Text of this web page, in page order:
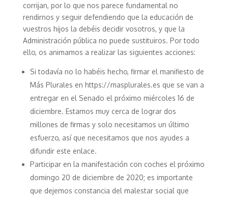
corrijan, por lo que nos parece fundamental no
rendirnos y seguir defendiendo que la educación de
vuestros hijos la debéis decidir vosotros, y que la
Administración pública no puede sustituiros. Por todo
ello, os animamos a realizar las siguientes acciones:
Si todavía no lo habéis hecho, firmar el manifiesto de
Más Plurales en https://masplurales.es que se van a
entregar en el Senado el próximo miércoles 16 de
diciembre. Estamos muy cerca de lograr dos
millones de firmas y solo necesitamos un último
esfuerzo, así que necesitamos que nos ayudes a
difundir este enlace.
Participar en la manifestación con coches el próximo
domingo 20 de diciembre de 2020; es importante
que dejemos constancia del malestar social que